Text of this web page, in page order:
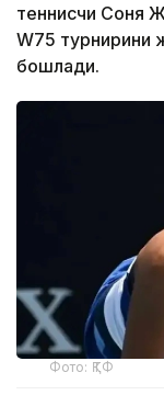
теннисчи Соня
W75 турнирини
бошлади.
Фото: ҚТФ